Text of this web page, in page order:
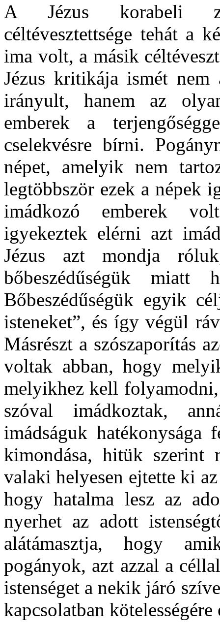
A Jézus korabeli
céltévesztettsége tehát a
ima volt, a másik
Jézus kritikája ismét nem
irányult, hanem az
emberek a
cselekvésre bírni.
népet, amelyik nem
legtöbbször ezek a népek
imádkozó emberek
igyekeztek elérni azt
Jézus azt mondja
bőbeszédűségük
Bőbeszédűségük egyik
isteneket”, és így végül
Másrészt a szószaporítás
voltak abban, hogy
melyikhez kell
szóval imádkoztak,
imádságuk
kimondása, hitük
valaki helyesen ejtette ki
hogy hatalma lesz az
nyerhet az adott
alátámasztja, hogy
pogányok, azt azzal a
istenséget a nekik járó
kapcsolatban